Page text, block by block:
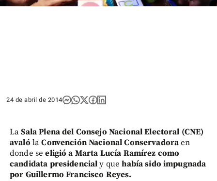
24 de abril de 2014
LaSala Plena del Consejo Nacional Electoral (CNE)
avaló laConvención Nacional Conservadoraen
donde seeligió a Marta Lucía Ramírez como
candidata presidencialy quehabía sido impugnada
por Guillermo Francisco Reyes.